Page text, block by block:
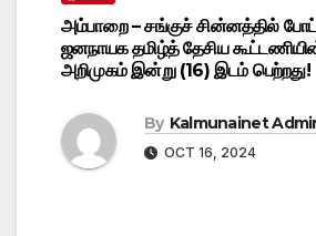
அம்பாறை – சங்குச் சின்னத்தில்
ஜனநாயக தமிழ்த் தேசிய
அறிமுகம் இன்று (16) இடம் பெற்றது!
By Kalmunainet
OCT 16, 2024